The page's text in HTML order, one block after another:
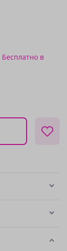
Бесплатно в